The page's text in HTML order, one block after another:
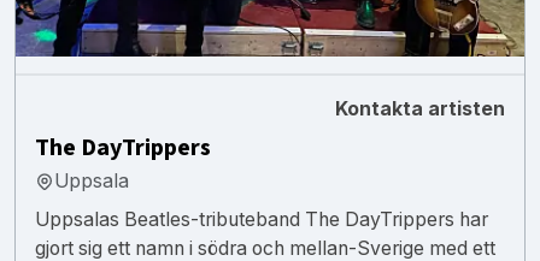
Kontakta artisten
The DayTrippers
Uppsala
Uppsalas Beatles-tributeband The DayTrippers har
gjort sig ett namn i södra och mellan-Sverige med ett